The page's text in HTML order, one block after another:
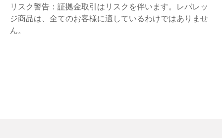
リスク警告：証拠金取引はリスクを伴います。レバレッ
ジ商品は、全てのお客様に適しているわけではありませ
ん。